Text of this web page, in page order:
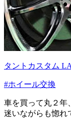
タントカスタム
#ホイール交換
車を買って丸２年
迷いながらも惚れ